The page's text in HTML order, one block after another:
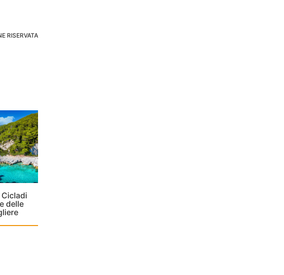
RISERVATA
delle